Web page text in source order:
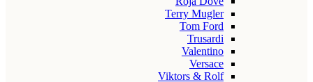
Terry Mugler
Tom Ford
Trusardi
Valentino
Versace
Viktors & Rolf